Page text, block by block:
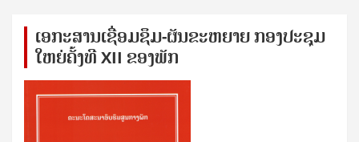
ເອກ​ະ​ສານ​ເຊ​ື່ອມ​ຊ​ຶມ-ຜັນ​ຂະ​ຫ​ຍາຍ ກອງ​ປະ​ຊຸມ​
ໃຫຍ່​ຄັ້ງ​ທີ XII ຂອງ​ພັກ